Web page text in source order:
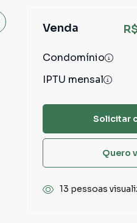
Venda
Condomínio
IPTU mensal
Solicitar
Quero
13 pessoas